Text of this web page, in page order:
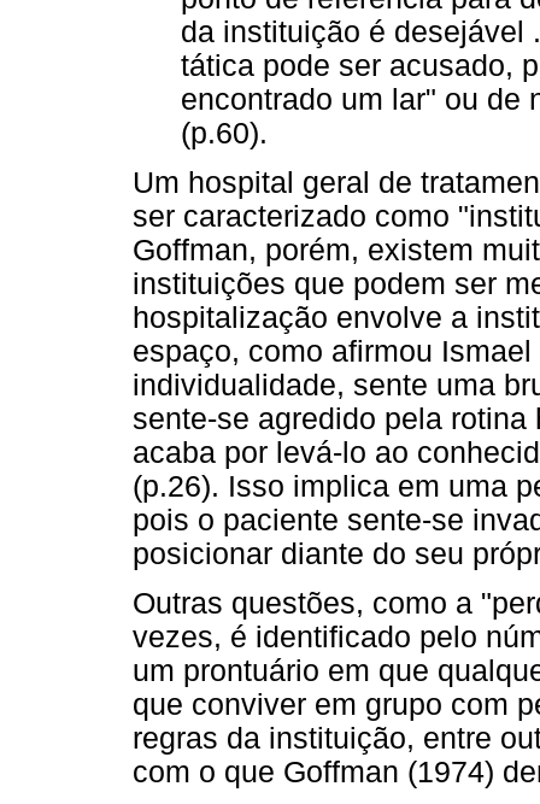
da instituição é desejável
tática pode ser acusado,
encontrado um lar" ou de
(p.60).
Um hospital geral de
ser caracterizado como
Goffman, porém, existem
instituições que podem ser
hospitalização envolve a
espaço, como afirmou
individualidade, sente uma
sente-se agredido pela
acaba por levá-lo ao
(p.26). Isso implica em uma
pois o paciente sente-se
posicionar diante do seu
Outras questões, como a
vezes, é identificado pelo
um prontuário em que
que conviver em grupo com
regras da instituição, entre
com o que Goffman (1974)